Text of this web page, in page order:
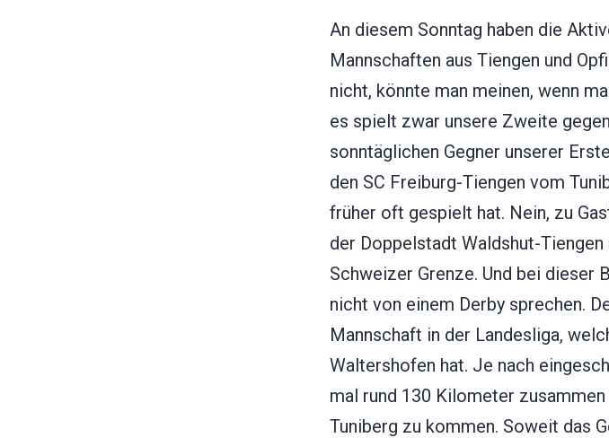
An diesem Sonntag haben die
Mannschaften aus Tiengen und
nicht, könnte man meinen, wenn
es spielt zwar unsere Zweite
sonntäglichen Gegner unserer
den SC Freiburg-Tiengen vom
früher oft gespielt hat. Nein, zu
der Doppelstadt Waldshut-
Schweizer Grenze. Und bei dieser
nicht von einem Derby sprechen.
Mannschaft in der Landesliga,
Waltershofen hat. Je nach
mal rund 130 Kilometer
Tuniberg zu kommen. Soweit das